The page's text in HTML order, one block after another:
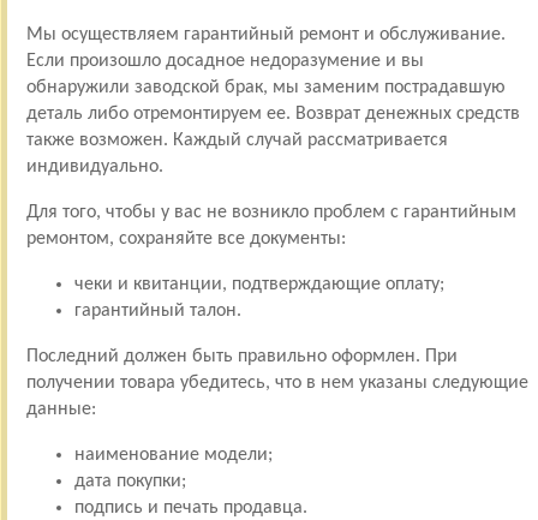
Мы осуществляем гарантийный ремонт и обслуживание.
Если произошло досадное недоразумение и вы
обнаружили заводской брак, мы заменим пострадавшую
деталь либо отремонтируем ее. Возврат денежных средств
также возможен. Каждый случай рассматривается
индивидуально.
Для того, чтобы у вас не возникло проблем с гарантийным
ремонтом, сохраняйте все документы:
чеки и квитанции, подтверждающие оплату;
гарантийный талон.
Последний должен быть правильно оформлен. При
получении товара убедитесь, что в нем указаны следующие
данные:
наименование модели;
дата покупки;
подпись и печать продавца.